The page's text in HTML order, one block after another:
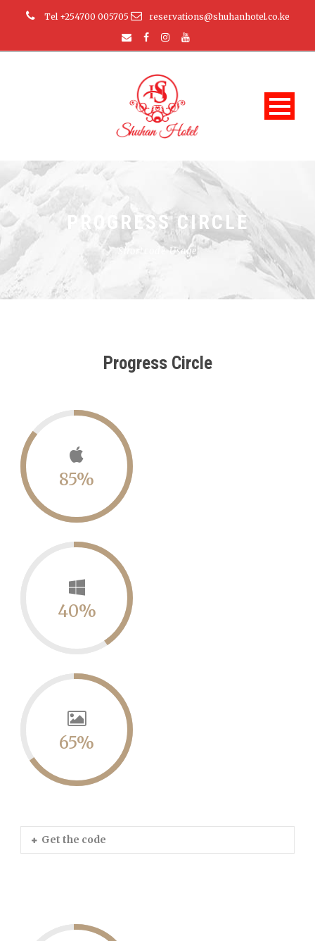
Tel +254700 005705 reservations@shuhanhotel.co.ke
PROGRESS CIRCLE
Shortcode Usage
Progress Circle
85%
40%
65%
Get the code